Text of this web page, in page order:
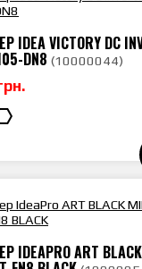
VICTORY DC
DN8 (10000044)
IDEAPRO ART